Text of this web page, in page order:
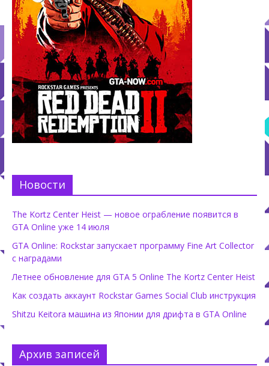
Новости
The Kortz Center Heist — новое ограбление появится в
GTA Online уже 14 июля
GTA Online: Rockstar запускает программу Fine Art Collector
с наградами
Летнее обновление для GTA 5 Online The Kortz Center Heist
Как создать аккаунт Rockstar Games Social Club инструкция
Shitzu Keitora машина из Японии для дрифта в GTA Online
Архив записей